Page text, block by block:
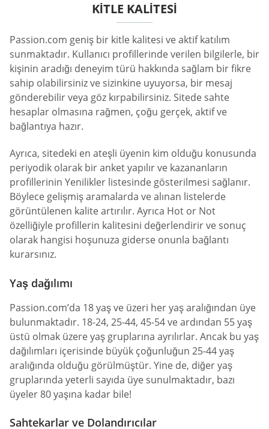
KITLE KALITESI
Passion.com geniş bir kitle kalitesi ve aktif katılım
sunmaktadır. Kullanıcı profillerinde verilen bilgilerle, bir
kişinin aradığı deneyim türü hakkında sağlam bir fikre
sahip olabilirsiniz ve sizinkine uyuyorsa, bir mesaj
gönderebilir veya göz kırpabilirsiniz. Sitede sahte
hesaplar olmasına rağmen, çoğu gerçek, aktif ve
bağlantıya hazır.
Ayrıca, sitedeki en ateşli üyenin kim olduğu konusunda
periyodik olarak bir anket yapılır ve kazananların
profillerinin Yenilikler listesinde gösterilmesi sağlanır.
Böylece gelişmiş aramalarda ve alınan listelerde
görüntülenen kalite artırılır. Ayrıca Hot or Not
özelliğiyle profillerin kalitesini değerlendirir ve sonuç
olarak hangisi hoşunuza giderse onunla bağlantı
kurarsınız.
Yaş dağılımı
Passion.com’da 18 yaş ve üzeri her yaş aralığından üye
bulunmaktadır. 18-24, 25-44, 45-54 ve ardından 55 yaş
üstü olmak üzere yaş gruplarına ayrılırlar. Ancak bu yaş
dağılımları içerisinde büyük çoğunluğun 25-44 yaş
aralığında olduğu görülmüştür. Yine de, diğer yaş
gruplarında yeterli sayıda üye sunulmaktadır, bazı
üyeler 80 yaşına kadar bile!
Sahtekarlar ve Dolandırıcılar